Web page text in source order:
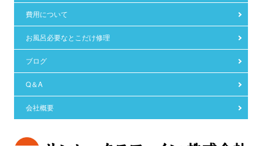
費用について
お風呂必要なとこだけ修理
ブログ
Q＆A
会社概要